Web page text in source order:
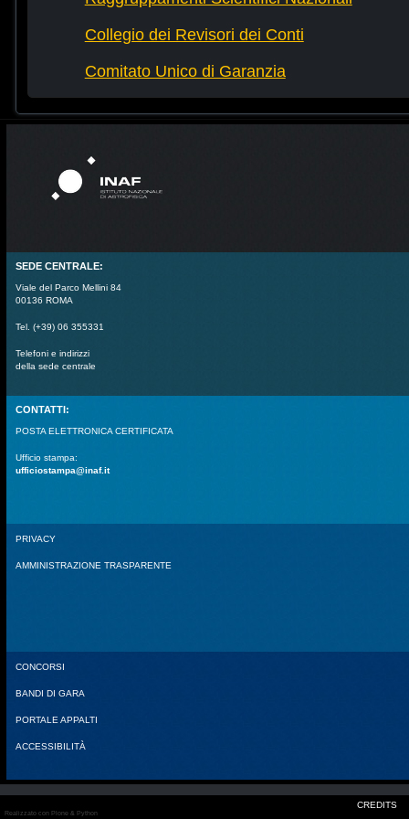
Collegio dei Revisori dei Conti
Comitato Unico di Garanzia
SEDE CENTRALE:
Viale del Parco Mellini 84
00136 ROMA
Tel. (+39) 06 355331
Telefoni e indirizzi
della sede centrale
CONTATTI:
POSTA ELETTRONICA CERTIFICATA
Ufficio stampa:
ufficiostampa@inaf.it
PRIVACY
AMMINISTRAZIONE TRASPARENTE
CONCORSI
BANDI DI GARA
PORTALE APPALTI
ACCESSIBILITÀ
CREDITS
Realizzato con Plone & Python